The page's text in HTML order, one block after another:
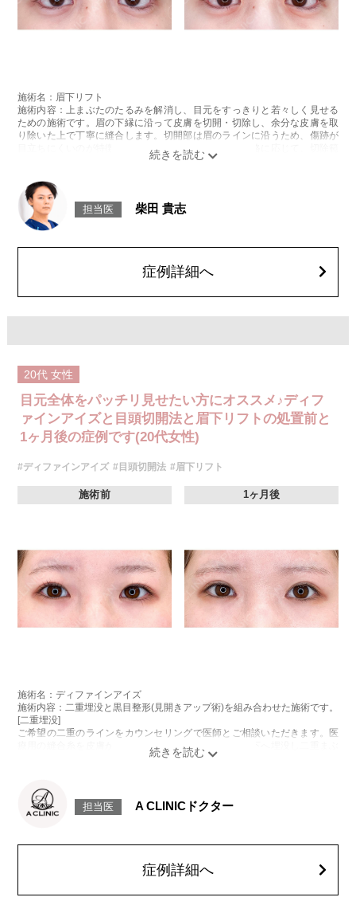
施術名：眉下リフト
施術内容：上まぶたのたるみを解消し、目元をすっきりと若々しく見せる
ための施術です。眉の下縁に沿って皮膚を切開・切除し、余分な皮膚を取
り除いた上で丁寧に縫合します。切開部は眉のラインに沿うため、傷跡が
目立ちにくいのが特徴です。まぶたのたるみ具合や骨格に応じて、切除範
囲やデザインを個別に調整し、自然な仕上がりを目指します。
抜糸：施術5〜7日後にご来院して頂きます。(抜糸なしの場合は来院不要)
リスク、副作用：腫れ、内出血、疼痛などが術後一時的に生じることがご
ざいます。また、稀に細菌感染症、左右差、肥厚性瘢痕、兎眼、縫合糸の
露出、感覚鈍麻、傷痕の盛り上がり、凹み、色素沈着などが生じることが
費用：437,800円(税込)〜932,800円(税込)
オプション：笑気麻酔 3,300円(税込)
担当医 柴田 貴志
症例詳細へ
20代 女性
目元全体をパッチリ見せたい方にオススメ♪ディフ
ァインアイズと目頭切開法と眉下リフトの処置前と
1ヶ月後の症例です(20代女性)
#ディファインアイズ #目頭切開法 #眉下リフト
施術前 1ヶ月後
施術名：ディファインアイズ
施術内容：二重埋没と黒目整形(見開きアップ術)を組み合わせた施術です。
[二重埋没]
ご希望の二重のラインをカウンセリングで医師とご相談いただきます。医
療用の縫合糸を皮膚から瞼板に通し、結紮した糸を皮下へ埋没し二重まぶ
たを形成します。施術は約15分程度、1回で終了します。
縮することで開眼機能を改善し、黒目をより大きく見せる治療です。
施術時間：約15〜20分程度
また、稀に細菌感染症、左右差、重瞼ラインの消失・乱れ、後戻り、縫合
糸の露出、結膜腫脹などが生じることがございます。
費用：327,800円(税込)〜877,800円(税込)
担当医 A CLINICドクター
症例詳細へ